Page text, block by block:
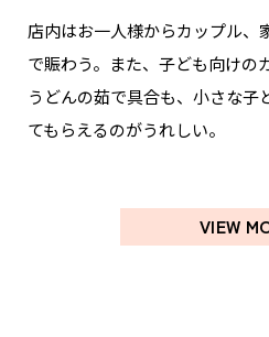
店内はお一人様からカップル、
で賑わう。また、子ども向けの
うどんの茹で具合も、小さな子
てもらえるのがうれしい。
VIEW